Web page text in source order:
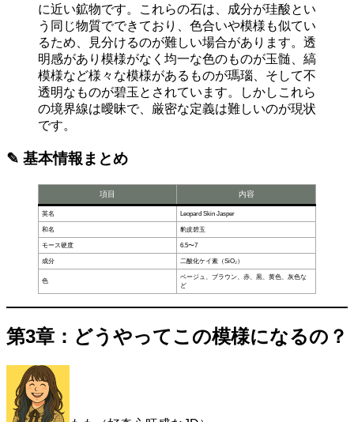
に近い鉱物です。これらの石は、成分が珪酸とい
う同じ物質でできており、色合いや模様も似てい
るため、見分けるのが難しい場合があります。透
明感があり模様がなく均一な色のものが玉髄、縞
模様など様々な模様があるものが瑪瑙、そして不
透明なものが碧玉とされています。しかしこれら
の境界線は曖昧で、厳密な定義は難しいのが現状
です。
✎ 基本情報まとめ
項目 内容
英名 Leopard Skin Jasper
和名 豹皮碧玉
モース硬度 6.5〜7
成分 二酸化ケイ素（SiO₂）
色
ベージュ、ブラウン、赤、黒、黄色、灰色な
ど
第3章：どうやってこの模様になるの？